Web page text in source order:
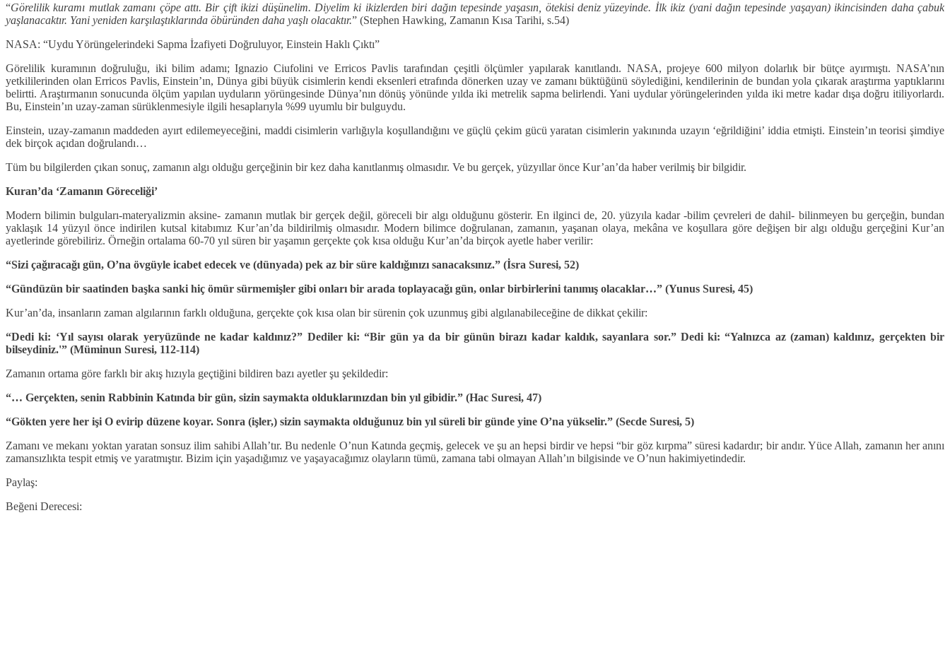
“Görelilik kuramı mutlak zamanı çöpe attı. Bir çift ikizi düşünelim. Diyelim ki ikizlerden biri dağın tepesinde yaşasın, ötekisi deniz yüzeyinde. İlk ikiz (yani dağın tepesinde yaşayan) ikincisinden daha çabuk
yaşlanacaktır. Yani yeniden karşılaştıklarında öbüründen daha yaşlı olacaktır.” (Stephen Hawking, Zamanın Kısa Tarihi, s.54)
NASA: “Uydu Yörüngelerindeki Sapma İzafiyeti Doğruluyor, Einstein Haklı Çıktı”
Görelilik kuramının doğruluğu, iki bilim adamı; Ignazio Ciufolini ve Erricos Pavlis tarafından çeşitli ölçümler yapılarak kanıtlandı. NASA, projeye 600 milyon dolarlık bir bütçe ayırmıştı. NASA’nın
yetkililerinden olan Erricos Pavlis, Einstein’ın, Dünya gibi büyük cisimlerin kendi eksenleri etrafında dönerken uzay ve zamanı büktüğünü söylediğini, kendilerinin de bundan yola çıkarak araştırma yaptıklarını
belirtti. Araştırmanın sonucunda ölçüm yapılan uyduların yörüngesinde Dünya’nın dönüş yönünde yılda iki metrelik sapma belirlendi. Yani uydular yörüngelerinden yılda iki metre kadar dışa doğru itiliyorlardı.
Bu, Einstein’ın uzay-zaman sürüklenmesiyle ilgili hesaplarıyla %99 uyumlu bir bulguydu.
Einstein, uzay-zamanın maddeden ayırt edilemeyeceğini, maddi cisimlerin varlığıyla koşullandığını ve güçlü çekim gücü yaratan cisimlerin yakınında uzayın ‘eğrildiğini’ iddia etmişti. Einstein’ın teorisi şimdiye
dek birçok açıdan doğrulandı…
Tüm bu bilgilerden çıkan sonuç, zamanın algı olduğu gerçeğinin bir kez daha kanıtlanmış olmasıdır. Ve bu gerçek, yüzyıllar önce Kur’an’da haber verilmiş bir bilgidir.
Kuran’da ‘Zamanın Göreceliği’
Modern bilimin bulguları-materyalizmin aksine- zamanın mutlak bir gerçek değil, göreceli bir algı olduğunu gösterir. En ilginci de, 20. yüzyıla kadar -bilim çevreleri de dahil- bilinmeyen bu gerçeğin, bundan
yaklaşık 14 yüzyıl önce indirilen kutsal kitabımız Kur’an’da bildirilmiş olmasıdır. Modern bilimce doğrulanan, zamanın, yaşanan olaya, mekâna ve koşullara göre değişen bir algı olduğu gerçeğini Kur’an
ayetlerinde görebiliriz. Örneğin ortalama 60-70 yıl süren bir yaşamın gerçekte çok kısa olduğu Kur’an’da birçok ayetle haber verilir:
“Sizi çağıracağı gün, O’na övgüyle icabet edecek ve (dünyada) pek az bir süre kaldığınızı sanacaksınız.” (İsra Suresi, 52)
“Gündüzün bir saatinden başka sanki hiç ömür sürmemişler gibi onları bir arada toplayacağı gün, onlar birbirlerini tanımış olacaklar…” (Yunus Suresi, 45)
Kur’an’da, insanların zaman algılarının farklı olduğuna, gerçekte çok kısa olan bir sürenin çok uzunmuş gibi algılanabileceğine de dikkat çekilir:
“Dedi ki: ‘Yıl sayısı olarak yeryüzünde ne kadar kaldınız?” Dediler ki: “Bir gün ya da bir günün birazı kadar kaldık, sayanlara sor.” Dedi ki: “Yalnızca az (zaman) kaldınız, gerçekten bir
bilseydiniz.'” (Müminun Suresi, 112-114)
Zamanın ortama göre farklı bir akış hızıyla geçtiğini bildiren bazı ayetler şu şekildedir:
“… Gerçekten, senin Rabbinin Katında bir gün, sizin saymakta olduklarınızdan bin yıl gibidir.” (Hac Suresi, 47)
“Gökten yere her işi O evirip düzene koyar. Sonra (işler,) sizin saymakta olduğunuz bin yıl süreli bir günde yine O’na yükselir.” (Secde Suresi, 5)
Zamanı ve mekanı yoktan yaratan sonsuz ilim sahibi Allah’tır. Bu nedenle O’nun Katında geçmiş, gelecek ve şu an hepsi birdir ve hepsi “bir göz kırpma” süresi kadardır; bir andır. Yüce Allah, zamanın her anını
zamansızlıkta tespit etmiş ve yaratmıştır. Bizim için yaşadığımız ve yaşayacağımız olayların tümü, zamana tabi olmayan Allah’ın bilgisinde ve O’nun hakimiyetindedir.
Paylaş:
Beğeni Derecesi: